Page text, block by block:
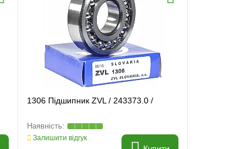
1306 Підшипник ZVL / 243373.0 /
Залишити відгук